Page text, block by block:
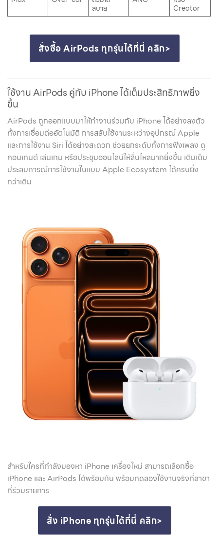
สบาย
Creator
สั่งซื้อ AirPods ทุกรุ่นได้ที่นี่ คลิก>
ใช้งาน AirPods คู่กับ iPhone ได้เต็มประสิทธิภาพยิ่ง
ขึ้น
AirPods ถูกออกแบบมาให้ทำงานร่วมกับ iPhone ได้อย่างลงตัว
ทั้งการเชื่อมต่ออัตโนมัติ การสลับใช้งานระหว่างอุปกรณ์ Apple
และการใช้งาน Siri ได้อย่างสะดวก ช่วยยกระดับทั้งการฟังเพลง ดู
คอนเทนต์ เล่นเกม หรือประชุมออนไลน์ให้ลื่นไหลมากยิ่งขึ้น เติมเต็ม
ประสบการณ์การใช้งานในแบบ Apple Ecosystem ได้ครบยิ่ง
กว่าเดิม
สำหรับใครที่กำลังมองหา iPhone เครื่องใหม่ สามารถเลือกซื้อ
iPhone และ AirPods ได้พร้อมกัน พร้อมทดลองใช้งานจริงที่สาขา
ที่ร่วมรายการ
สั่ง iPhone ทุกรุ่นได้ที่นี่ คลิก>